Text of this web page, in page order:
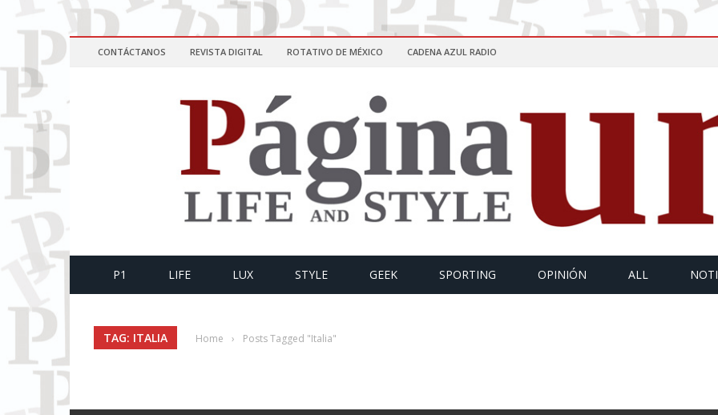
CONTÁCTANOS REVISTA DIGITAL ROTATIVO DE MÉXICO CADENA AZUL RADIO
P1 LIFE LUX STYLE GEEK SPORTING OPINIÓN ALL
TAG: ITALIA Home › Posts Tagged "Italia"